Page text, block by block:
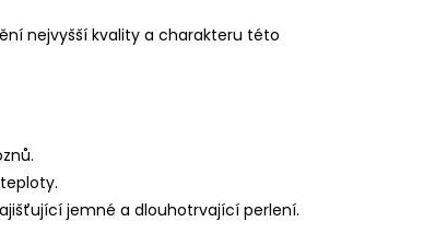
nejvyšší kvality a charakteru této
jemné a dlouhotrvající perlení.